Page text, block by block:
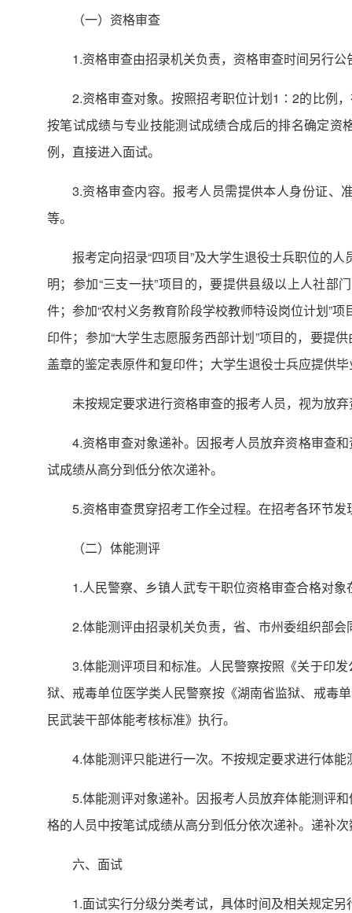
（一）资格审查
1.资格审查由招录机关负责，资格审查时间另行公
2.资格审查对象。按照招考职位计划1∶2的比例
按笔试成绩与专业技能测试成绩合成后的排名确定
例，直接进入面试。
3.资格审查内容。报考人员需提供本人身份证、
等。
报考定向招录“四项目”及大学生退役士兵职位的
明；参加“三支一扶”项目的，要提供县级以上人社部
件；参加“农村义务教育阶段学校教师特设岗位计划”
印件；参加“大学生志愿服务西部计划”项目的，要提
盖章的鉴定表原件和复印件；大学生退役士兵应提供
未按规定要求进行资格审查的报考人员，视为放
4.资格审查对象递补。因报考人员放弃资格审查
试成绩从高分到低分依次递补。
5.资格审查贯穿招考工作全过程。在招考各环节
（二）体能测评
1.人民警察、乡镇人武专干职位资格审查合格对
2.体能测评由招录机关负责，省、市州委组织部
3.体能测评项目和标准。人民警察按照《关于印
狱、戒毒单位医学类人民警察按《湖南省监狱、戒毒
民武装干部体能考核标准》执行。
4.体能测评只能进行一次。不按规定要求进行体
5.体能测评对象递补。因报考人员放弃体能测评
格的人员中按笔试成绩从高分到低分依次递补。递补
六、面试
1.面试实行分级分类考试，具体时间及相关规定另